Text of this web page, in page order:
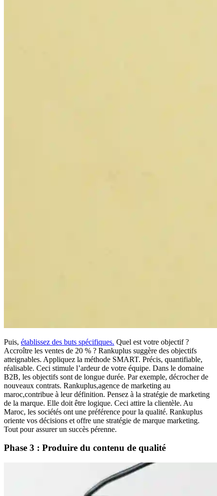
Puis, établissez des buts spécifiques. Quel est votre objectif ?
Accroître les ventes de 20 % ? Rankuplus suggère des objectifs
atteignables. Appliquez la méthode SMART. Précis, quantifiable,
réalisable. Ceci stimule l’ardeur de votre équipe. Dans le domaine
B2B, les objectifs sont de longue durée. Par exemple, décrocher de
nouveaux contrats. Rankuplus,agence de marketing au
maroc,contribue à leur définition. Pensez à la stratégie de marketing
de la marque. Elle doit être logique. Ceci attire la clientèle. Au
Maroc, les sociétés ont une préférence pour la qualité. Rankuplus
oriente vos décisions et offre une stratégie de marque marketing.
Tout pour assurer un succès pérenne.
Phase 3 : Produire du contenu de qualité